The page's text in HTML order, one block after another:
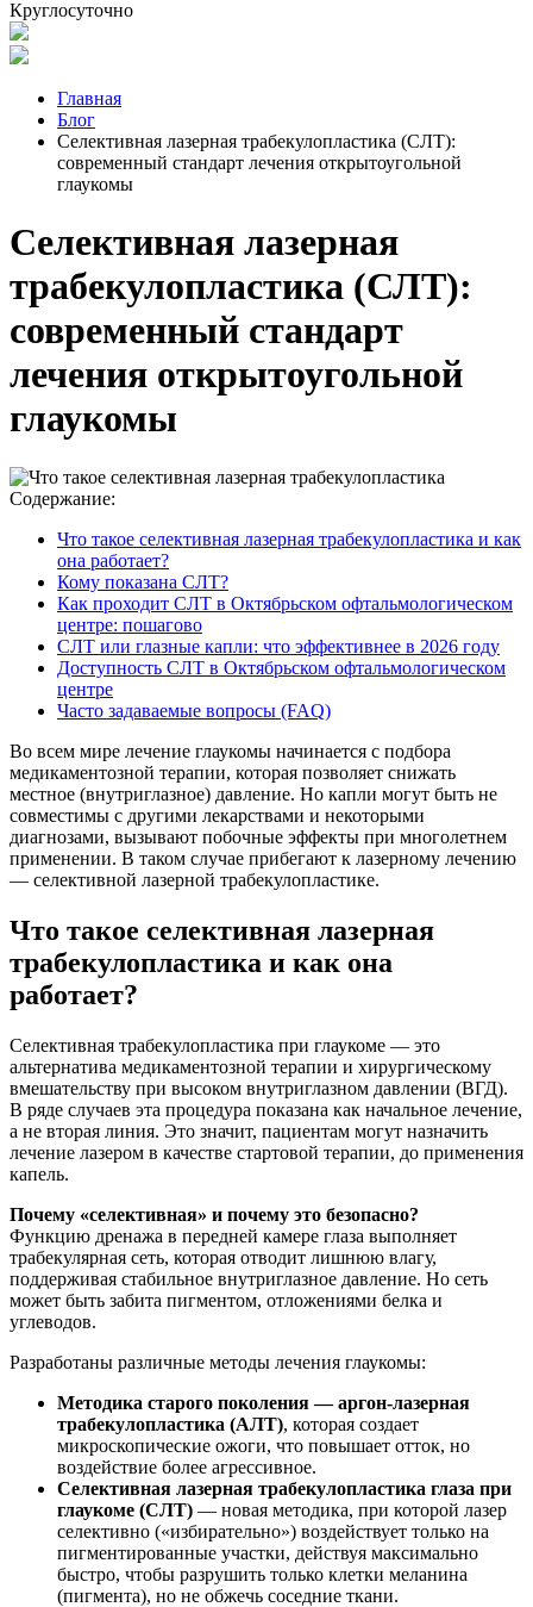
Круглосуточно
Главная
Блог
Селективная лазерная трабекулопластика (СЛТ):
современный стандарт лечения открытоугольной
глаукомы
Селективная лазерная
трабекулопластика (СЛТ):
современный стандарт
лечения открытоугольной
глаукомы
Содержание:
Что такое селективная лазерная трабекулопластика и как
она работает?
Кому показана СЛТ?
Как проходит СЛТ в Октябрьском офтальмологическом
центре: пошагово
СЛТ или глазные капли: что эффективнее в 2026 году
Доступность СЛТ в Октябрьском офтальмологическом
центре
Часто задаваемые вопросы (FAQ)
Во всем мире лечение глаукомы начинается с подбора
медикаментозной терапии, которая позволяет снижать
местное (внутриглазное) давление. Но капли могут быть не
совместимы с другими лекарствами и некоторыми
диагнозами, вызывают побочные эффекты при многолетнем
применении. В таком случае прибегают к лазерному лечению
— селективной лазерной трабекулопластике.
Что такое селективная лазерная
трабекулопластика и как она
работает?
Селективная трабекулопластика при глаукоме — это
альтернатива медикаментозной терапии и хирургическому
вмешательству при высоком внутриглазном давлении (ВГД).
В ряде случаев эта процедура показана как начальное лечение,
а не вторая линия. Это значит, пациентам могут назначить
лечение лазером в качестве стартовой терапии, до применения
капель.
Почему «селективная» и почему это безопасно?
Функцию дренажа в передней камере глаза выполняет
трабекулярная сеть, которая отводит лишнюю влагу,
поддерживая стабильное внутриглазное давление. Но сеть
может быть забита пигментом, отложениями белка и
углеводов.
Разработаны различные методы лечения глаукомы:
Методика старого поколения — аргон-лазерная
трабекулопластика (АЛТ), которая создает
микроскопические ожоги, что повышает отток, но
воздействие более агрессивное.
Селективная лазерная трабекулопластика глаза при
глаукоме (СЛТ) — новая методика, при которой лазер
селективно («избирательно») воздействует только на
пигментированные участки, действуя максимально
быстро, чтобы разрушить только клетки меланина
(пигмента), но не обжечь соседние ткани.